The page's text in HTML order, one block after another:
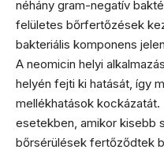
néhány gram-negatív
felületes bőrfertőzések
bakteriális komponens
A neomicin helyi
helyén fejti ki hatását, így
mellékhatások
esetekben, amikor kisebb
bőrsérülések fertőződtek